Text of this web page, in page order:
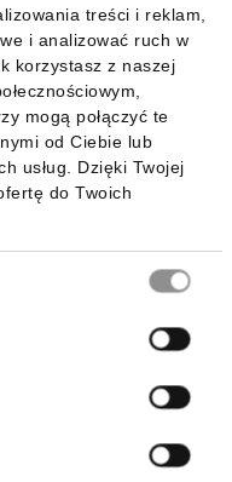
treści i reklam,
i analizować ruch w
korzystasz z naszej
mogą połączyć te
od Ciebie lub
usług. Dzięki Twojej
do Twoich
mobilną: